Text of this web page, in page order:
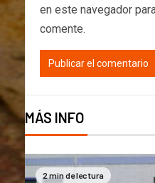
en este navegador
comente.
MÁS INFO
2 min de lectura